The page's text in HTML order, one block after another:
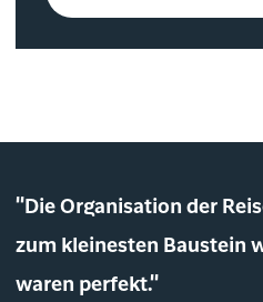
"Die Organisation der
zum kleinesten Baustein
waren perfekt."